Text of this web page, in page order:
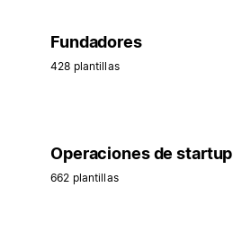
Fundadores
428 plantillas
Operaciones de startup
662 plantillas